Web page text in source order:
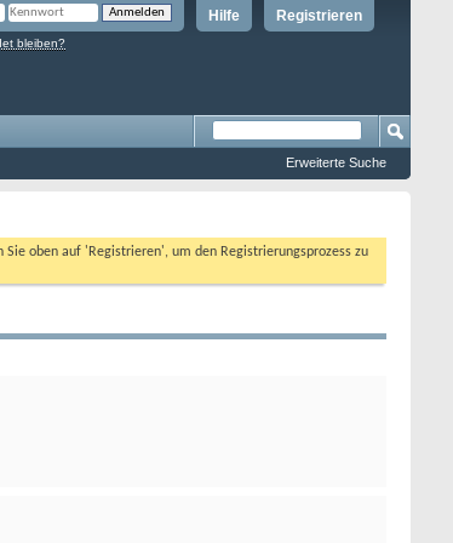
Registrieren
Hilfe
bleiben?
Erweiterte Suche
Sie oben auf 'Registrieren', um den Registrierungsprozess zu